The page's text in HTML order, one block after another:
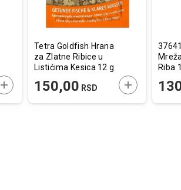
DODAJTE U KORPU
Tetra Goldfish Hrana
za Zlatne Ribice u
Listićima Kesica 12 g
150,00 RSD DODAJTE U
Riba